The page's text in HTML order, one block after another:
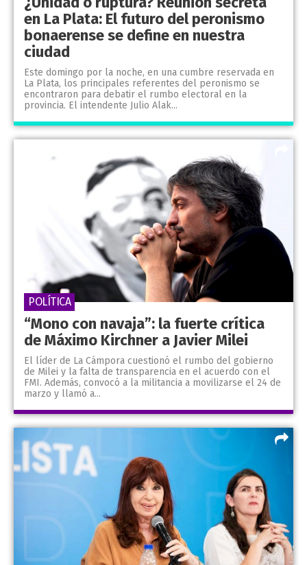
en La Plata: El futuro del peronismo
bonaerense se define en nuestra
ciudad
Este domingo por la noche, en una cumbre reservada en
La Plata, los principales referentes del peronismo se
encontraron para debatir el rumbo electoral en la
provincia. El intendente Julio Alak...
“Mono con navaja”: la fuerte crítica
de Máximo Kirchner a Javier Milei
El líder de La Cámpora cuestionó el rumbo del gobierno
de Milei y la falta de transparencia en el acuerdo con el
FMI. Además, convocó a la militancia a movilizarse el 24 de
marzo y llamó a...
POLÍTICA